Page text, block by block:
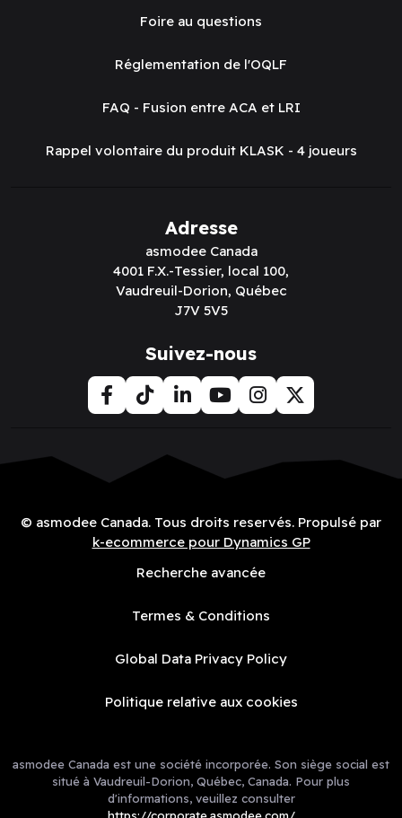
Foire au questions
Réglementation de l'OQLF
FAQ - Fusion entre ACA et LRI
Rappel volontaire du produit KLASK - 4 joueurs
Adresse
asmodee Canada
4001 F.X.-Tessier, local 100,
Vaudreuil-Dorion, Québec
J7V 5V5
Suivez-nous
© asmodee Canada. Tous droits reservés. Propulsé par
k-ecommerce pour Dynamics GP
Recherche avancée
Termes & Conditions
Global Data Privacy Policy
Politique relative aux cookies
asmodee Canada est une société incorporée. Son siège social est
situé à Vaudreuil-Dorion, Québec, Canada. Pour plus
d'informations, veuillez consulter